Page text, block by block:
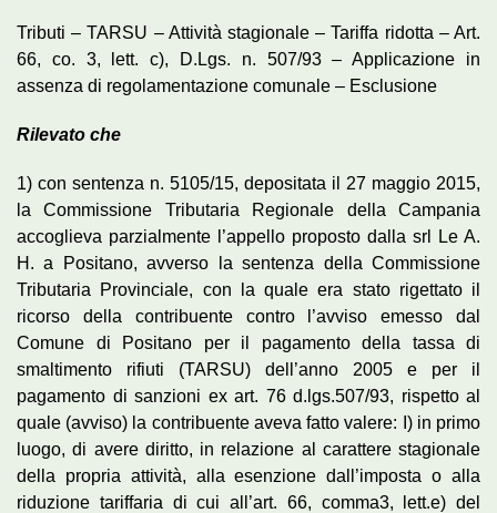
Tributi – TARSU – Attività stagionale – Tariffa ridotta – Art.
66, co. 3, lett. c), D.Lgs. n. 507/93 – Applicazione in
assenza di regolamentazione comunale – Esclusione
Rilevato che
1) con sentenza n. 5105/15, depositata il 27 maggio 2015,
la Commissione Tributaria Regionale della Campania
accoglieva parzialmente l’appello proposto dalla srl Le A.
H. a Positano, avverso la sentenza della Commissione
Tributaria Provinciale, con la quale era stato rigettato il
ricorso della contribuente contro l’avviso emesso dal
Comune di Positano per il pagamento della tassa di
smaltimento rifiuti (TARSU) dell’anno 2005 e per il
pagamento di sanzioni ex art. 76 d.lgs.507/93, rispetto al
quale (avviso) la contribuente aveva fatto valere: I) in primo
luogo, di avere diritto, in relazione al carattere stagionale
della propria attività, alla esenzione dall’imposta o alla
riduzione tariffaria di cui all’art. 66, comma3, lett.e) del